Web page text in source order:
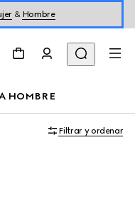
& Hombre
HOMBRE
Filtrar y ordenar